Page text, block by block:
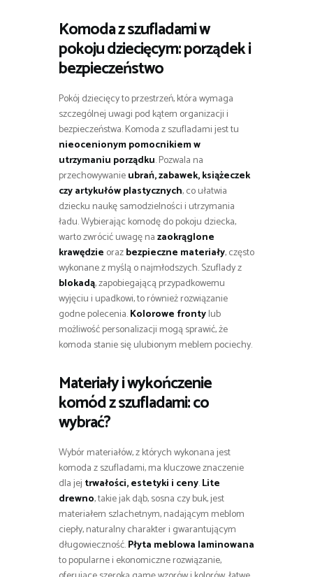
Komoda z szufladami w
pokoju dziecięcym: porządek i
bezpieczeństwo
Pokój dziecięcy to przestrzeń, która wymaga
szczególnej uwagi pod kątem organizacji i
bezpieczeństwa. Komoda z szufladami jest tu
nieocenionym pomocnikiem w
utrzymaniu porządku. Pozwala na
przechowywanieubrań, zabawek, książeczek
czy artykułów plastycznych, co ułatwia
dziecku naukę samodzielności i utrzymania
ładu. Wybierając komodę do pokoju dziecka,
warto zwrócić uwagę nazaokrąglone
krawędzie orazbezpieczne materiały, często
wykonane z myślą o najmłodszych. Szuflady z
blokadą, zapobiegającą przypadkowemu
wyjęciu i upadkowi, to również rozwiązanie
godne polecenia.Kolorowe frontylub
możliwość personalizacji mogą sprawić, że
komoda stanie się ulubionym meblem pociechy.
Materiały i wykończenie
komód z szufladami: co
wybrać?
Wybór materiałów, z których wykonana jest
komoda z szufladami, ma kluczowe znaczenie
dla jej trwałości, estetyki i ceny.Lite
drewno, takie jak dąb, sosna czy buk, jest
materiałem szlachetnym, nadającym meblom
ciepły, naturalny charakter i gwarantującym
długowieczność.Płyta meblowa laminowana
to popularne i ekonomiczne rozwiązanie,